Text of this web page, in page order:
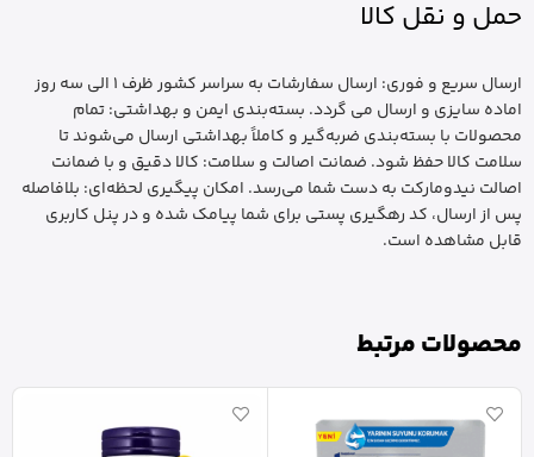
حمل و نقل کالا
ارسال سریع و فوری: ارسال سفارشات به سراسر کشور ظرف 1 الی سه روز
اماده سایزی و ارسال می گردد. بسته‌بندی ایمن و بهداشتی: تمام
محصولات با بسته‌بندی ضربه‌گیر و کاملاً بهداشتی ارسال می‌شوند تا
سلامت کالا حفظ شود. ضمانت اصالت و سلامت: کالا دقیق و با ضمانت
اصالت نیدومارکت به دست شما می‌رسد. امکان پیگیری لحظه‌ای: بلافاصله
پس از ارسال، کد رهگیری پستی برای شما پیامک شده و در پنل کاربری
قابل مشاهده است.
محصولات مرتبط